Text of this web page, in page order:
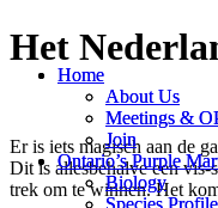
Home
About Us
Meetings &
Join
Ontario’s Purple
Biology
Species Profile
Home
About Us
Meetings &
Join
Ontario’s Purple
Biology
Species Profile
Het
Er is iets magisch aan de
Dit is allesbehalve een vis-
trek om te winnen. Het